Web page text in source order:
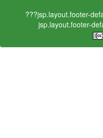
???jsp.layout.footer-
jsp.layout.footer-